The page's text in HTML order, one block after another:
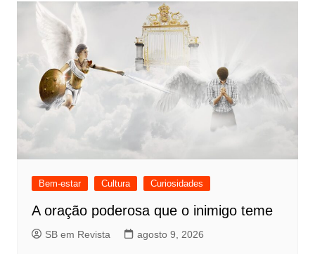
Bem-estar Cultura Curiosidades
A oração poderosa que o inimigo teme
SB em Revista agosto 9, 2026